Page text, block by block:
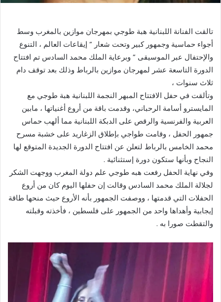
تالقت الفنانة اللبنانية هبة طوجي بمهرجان موازين بالمغرب وسط
أجواء حماسية وجمهور كبير وتحت شعار ” إيقاعات العالم ، التنوع
والإحتفال عبر الموسيقى ” وبرعاية الملك محمد السادس تم افتتاح
الدورة التاسعة عشر لمهرجان موازين بالرباط وذلك بعد توقف دام
ثلاث سنوات ،
وتألقت في حفل الافتتاح المبهر النجمة اللبنانية هبة طوجي مع
المايسترو أسامة الرحباني، وقدمت باقة من أروع أغنياتها ، مابين
العربية والفرنسية والرقص على الدبكة اللبنانية مما ألهب حماس
جمهور الحفل ، وقامت طواجي بإطلاق الزغاريد على خشبة مسرح
محمد الخامس بالرباط لتعلن عن افتتاح الدورة الجديدة المتوقع لها
النجاح وبأنها ستكون دورة إستثنائية .
وفي نهاية الحفل رفعت هبه طوجي علم دولة المغرب ووجهت الشكر
لجلالة الملك محمد السادس وقالت إن حفلها اليوم كان من أروع
الحفلات التي قدمتها ، ووصفت الجمهور بأنه الأروع حيث منحها طاقة
إيجابية وأهداها واحد من الجمهور على فلسطين ، فأخذته وقبلته
والتقطت صورا به .